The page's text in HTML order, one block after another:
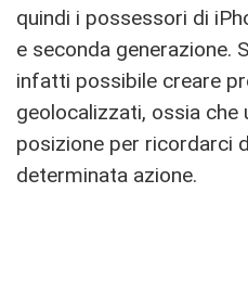
quindi i possessori di
e seconda generazione.
infatti possibile creare
geolocalizzati, ossia che
posizione per ricordarci
determinata azione.